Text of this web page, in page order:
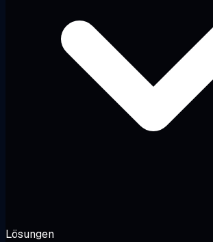
Lösungen